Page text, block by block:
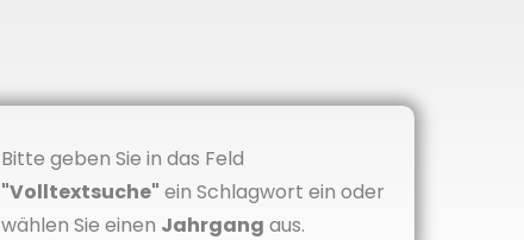
Bitte geben Sie in das Feld
"Volltextsuche" ein Schlagwort ein oder
wählen Sie einen Jahrgang aus.